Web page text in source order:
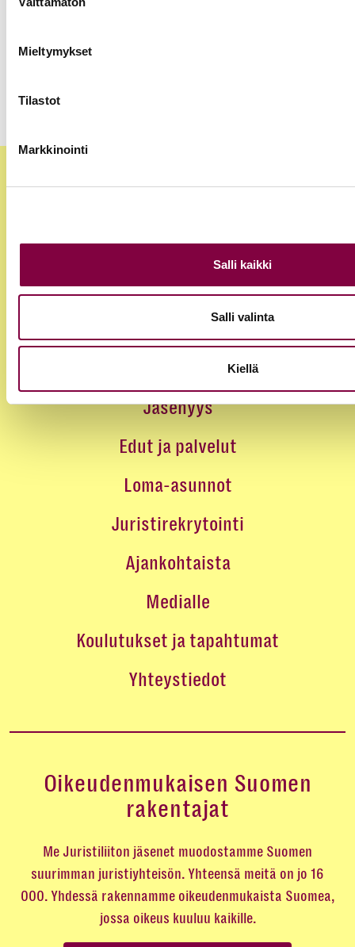
valinta
Mieltymykset
Tilastot
Markkinointi
Salli kaikki
Salli valinta
Kiellä
Akava, SAK ja STTK: Palkkavarmuus vahvistaa
Jäsenyys
Edut ja palvelut
Loma-asunnot
Juristirekrytointi
Ajankohtaista
Medialle
Koulutukset ja tapahtumat
Yhteystiedot
Oikeudenmukaisen Suomen
rakentajat
Me Juristiliiton jäsenet muodostamme Suomen
suurimman juristiyhteisön. Yhteensä meitä on jo 16
000. Yhdessä rakennamme oikeudenmukaista Suomea,
jossa oikeus kuuluu kaikille.